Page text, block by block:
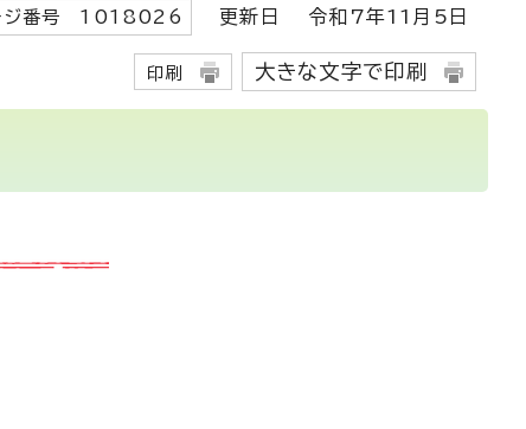
ジ番号 1018026 更新日 令和7年11月5日
印刷 大きな文字で印刷